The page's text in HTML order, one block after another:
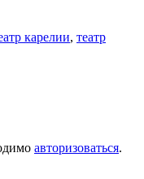
карелии, театр
авторизоваться.